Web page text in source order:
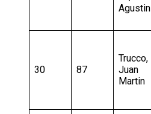
Agustin
30 87
Trucco,
Juan
Martin